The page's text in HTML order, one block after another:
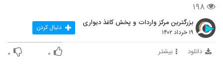
۱۹۸
بزرگترین مرکز واردات و پخش کاغذ دیواری
۱۹ خرداد ۱۴۰۲ دنبال کردن
دانلود بیشتر ۰ ۰